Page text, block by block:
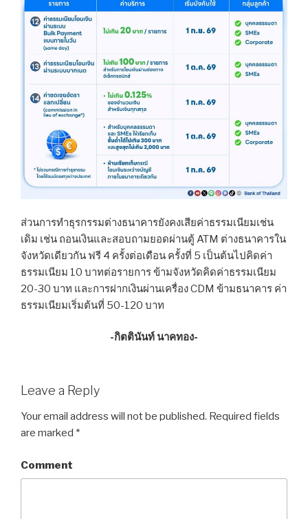
ส่วนการทำธุรกรรมต่างธนาคารยังคงเสียค่าธรรมเนียมเช่น
เดิม เช่น ถอนเงินและสอบถามยอดผ่านตู้ ATM ต่างธนาคารใน
จังหวัดเดียวกัน ฟรี 4 ครั้งต่อเดือน ครั้งที่ 5 เป็นต้นไปคิดค่า
ธรรมเนียม 10 บาทต่อรายการ ข้ามจังหวัดคิดค่าธรรมเนียม
20-30 บาท และการฝากเงินผ่านเครื่อง CDM ข้ามธนาคาร ค่า
ธรรมเนียมเริ่มต้นที่ 50-120 บาท
-กิตตินันท์ นาคทอง-
Leave a Reply
Your email address will not be published. Required fields
are marked *
Comment